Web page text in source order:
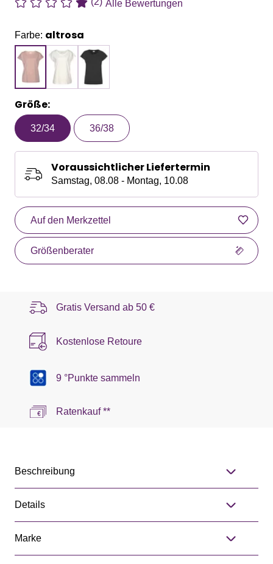
Alle Bewertungen
Farbe: altrosa
Größe:
32/34 36/38
Voraussichtlicher Liefertermin
Samstag, 08.08 - Montag, 10.08
Auf den Merkzettel
Größenberater
Gratis Versand ab 50 €
Kostenlose Retoure
9 °Punkte sammeln
Ratenkauf **
Beschreibung
Details
Marke